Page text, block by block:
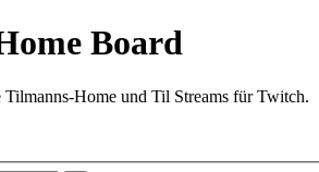
Board
Tilmanns-Home und Til Streams für Twitch.